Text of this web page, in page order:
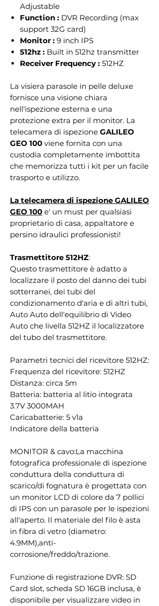
Adjustable
Function : DVR Recording (max
support 32G card)
Monitor : 9 inch IPS
512hz : Built in 512hz transmitter
Receiver Frequency : 512HZ
La visiera parasole in pelle deluxe
fornisce una visione chiara
nell'ispezione esterna e una
protezione extra per il monitor. La
telecamera di ispezione GALILEO
GEO 100 viene fornita con una
custodia completamente imbottita
che memorizza tutti i kit per un facile
trasporto e utilizzo.
La telecamera di ispezione GALILEO
GEO 100 e' un must per qualsiasi
proprietario di casa, appaltatore e
persino idraulici professionisti!
Trasmettitore 512HZ:
Questo trasmettitore è adatto a
localizzare il posto del danno dei tubi
sotterranei, dei tubi del
condizionamento d'aria e di altri tubi,
Auto Auto dell'equilibrio di Video
Auto che livella 512HZ il localizzatore
del tubo del trasmettitore.
Parametri tecnici del ricevitore 512HZ:
Frequenza del ricevitore: 512HZ
Distanza: circa 5m
Batteria: batteria al litio integrata
3.7V 3000MAH
Caricabatterie: 5 v1a
Indicatore della batteria
MONITOR & cavo:La macchina
fotografica professionale di ispezione
conduttura della conduttura di
scarico/di fognatura è progettata con
un monitor LCD di colore da 7 pollici
di IPS con un parasole per le ispezioni
all'aperto. Il materiale del filo è asta
in fibra di vetro (diametro:
4.9MM),anti-
corrosione/freddo/trazione.
Funzione di registrazione DVR: SD
Card slot, scheda SD 16GB inclusa, è
disponibile per visualizzare video in